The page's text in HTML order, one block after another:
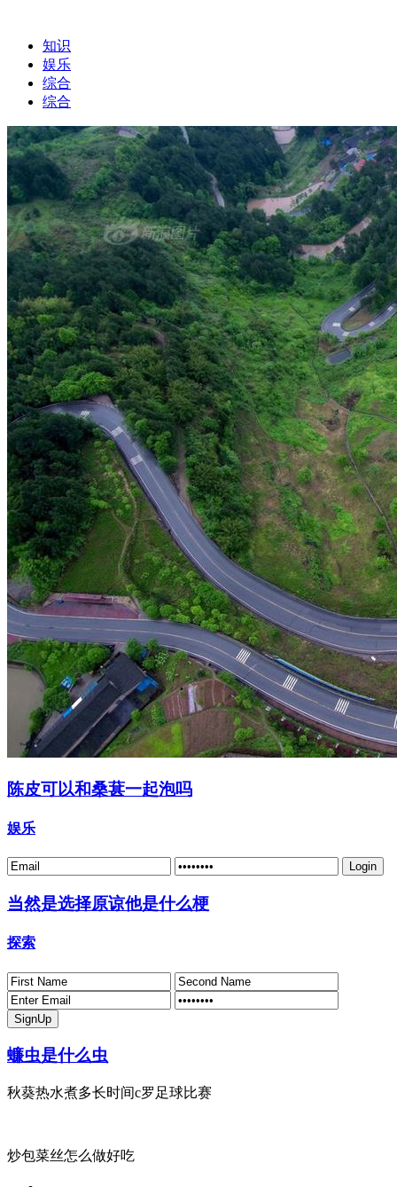
知识
娱乐
综合
综合
陈皮可以和桑葚一起泡吗
娱乐
当然是选择原谅他是什么梗
探索
蠊虫是什么虫
秋葵热水煮多长时间c罗足球比赛
炒包菜丝怎么做好吃